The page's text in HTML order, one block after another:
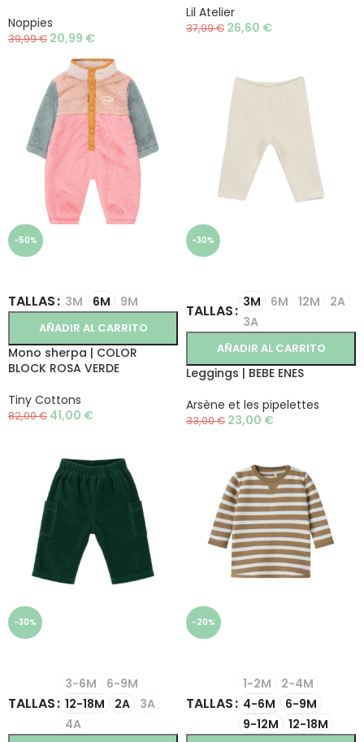
Noppies
39,99€ 20,99 €
Lil Atelier
37,99€ 26,60 €
-50%
TALLAS 3M 6M 9M
AÑADIR AL CARRITO
Mono sherpa | COLOR
BLOCK ROSA VERDE
Tiny Cottons
82,00€ 41,00 €
-30%
TALLAS
3M 6M 12M
2A
3A
AÑADIR AL CARRITO
Leggings | BEBE ENES
Arsène et les pipelettes
33,00€ 23,00 €
-30%
TALLAS
3-6M
6-9M
12-18M
2A
3A
4A
-20%
TALLAS
1-2M
2-4M
4-6M
6-9M
9-12M
12-18M